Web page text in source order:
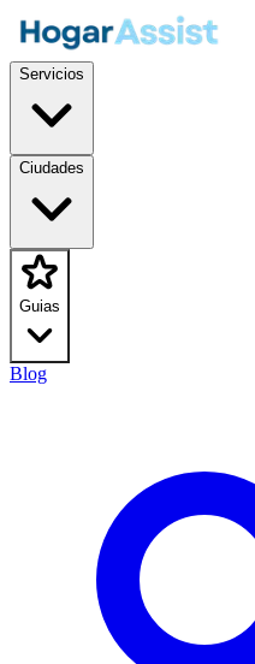
Servicios
Ciudades
Guias
Blog